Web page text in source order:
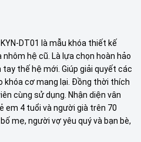
DT01 là mẫu khóa thiết kế
hệ cũ. Là lựa chọn hoàn hảo
thế hệ mới. Giúp giải quyết các
khóa cơ mang lại. Đồng thời thích
cùng sử dụng. Nhận diện vân
em 4 tuổi và người già trên 70
mẹ, người vợ yêu quý và bạn bè,